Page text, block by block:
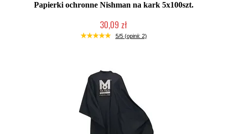
Papierki ochronne Nishman na kark 5x100szt.
30,09 zł
Duża ilość (wysyłka w 24h)
5/5 (opinii: 2)